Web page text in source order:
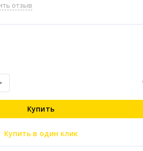
отзыв
Купить
Купить в один клик